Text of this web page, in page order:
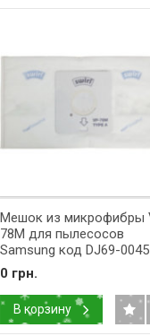
Мешок из микрофибры
78M для пылесосов
Samsung код DJ69-
0 грн.
В корзину